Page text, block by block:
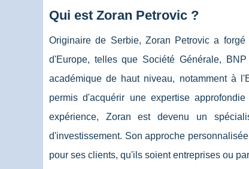
Qui est Zoran Petrovic ?
Originaire de Serbie, Zoran Petrovic a
d'Europe, telles que Société Générale,
académique de haut niveau, notamment à
permis d'acquérir une expertise
expérience, Zoran est devenu un
d'investissement. Son approche
pour ses clients, qu'ils soient entreprises ou